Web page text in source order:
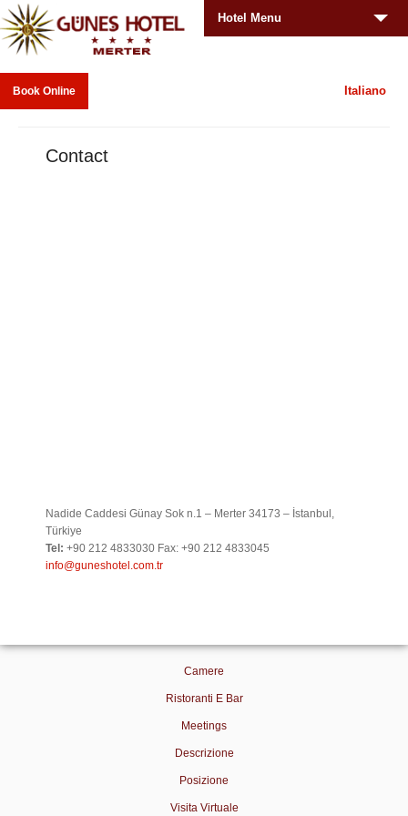
Hotel Menu
Book Online Italiano
Contact
Nadide Caddesi Günay Sok n.1 – Merter 34173 – İstanbul,
Türkiye
Tel: +90 212 4833030 Fax: +90 212 4833045
info@guneshotel.com.tr
Camere
Ristoranti E Bar
Meetings
Descrizione
Posizione
Visita Virtuale